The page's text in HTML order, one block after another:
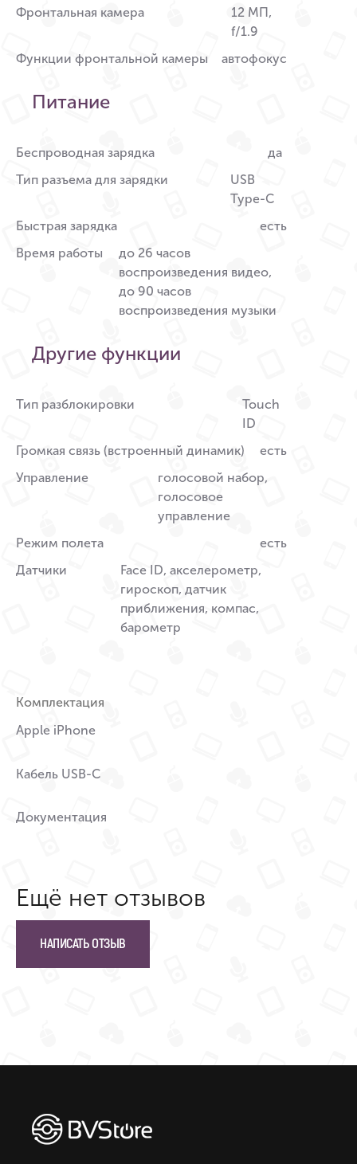
Фронтальная камера
12 МП,
f/1.9
Функции фронтальной камеры
автофокус
Питание
Беспроводная зарядка
да
Тип разъема для зарядки
USB
Type-C
Быстрая зарядка
есть
Время работы
до 26 часов
воспроизведения видео,
до 90 часов
воспроизведения музыки
Другие функции
Тип разблокировки
Touch
ID
Громкая связь (встроенный динамик)
есть
Управление
голосовой набор,
голосовое
управление
Режим полета
есть
Датчики
Face ID, акселерометр,
гироскоп, датчик
приближения, компас,
барометр
Комплектация
Apple iPhone
Кабель USB-C
Документация
Ещё нет отзывов
НАПИСАТЬ ОТЗЫВ